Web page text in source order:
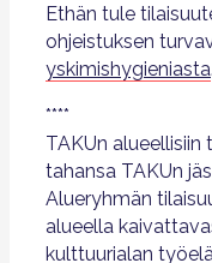
Ethän tule
ohjeistuksen
yskimishygieniasta.
****
TAKUn alueellisiin
tahansa TAKUn
Alueryhmän
alueella
kulttuurialan